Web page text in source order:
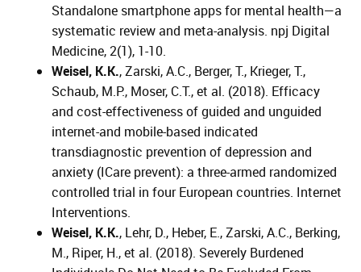
Standalone smartphone apps for mental health—a
systematic review and meta-analysis. npj Digital
Medicine, 2(1), 1-10.
Weisel, K.K., Zarski, A.C., Berger, T., Krieger, T.,
Schaub, M.P., Moser, C.T., et al. (2018). Efficacy
and cost-effectiveness of guided and unguided
internet-and mobile-based indicated
transdiagnostic prevention of depression and
anxiety (ICare prevent): a three-armed randomized
controlled trial in four European countries. Internet
Interventions.
Weisel, K.K., Lehr, D., Heber, E., Zarski, A.C., Berking,
M., Riper, H., et al. (2018). Severely Burdened